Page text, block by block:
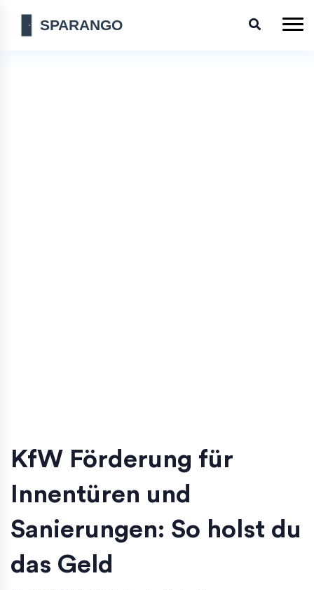
KfW Förderung für
Innentüren und
Sanierungen: So holst du
das Geld